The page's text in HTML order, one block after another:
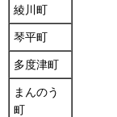
綾川町
琴平町
多度津町
まんのう
町